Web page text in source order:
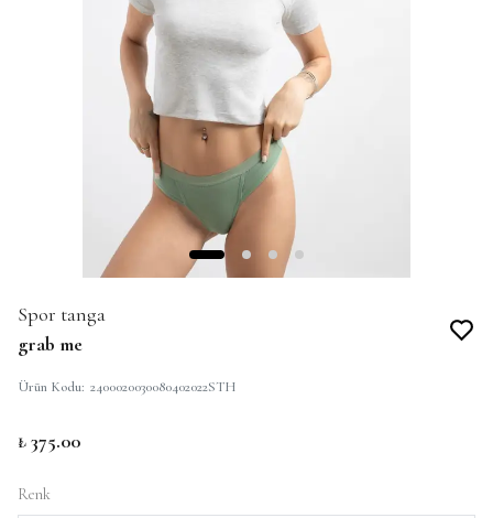
Spor tanga
grab me
Ürün Kodu: 2400020030080402022STH
₺ 375.00
Renk